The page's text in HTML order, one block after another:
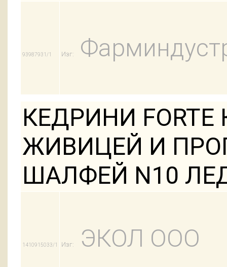
93987931/1 Изг:
КЕДРИНИ
ЖИВИЦЕЙ И
ШАЛФЕЙ N10
1410915033/1 Изг: ЭКОЛ ООО